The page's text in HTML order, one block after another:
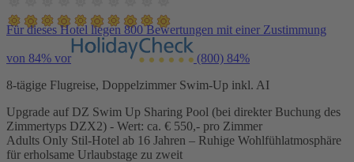
Für dieses Hotel liegen 800 Bewertungen mit einer Zustimmung
von 84% vor (800) 84%
8-tägige Flugreise, Doppelzimmer Swim-Up inkl. AI
Upgrade auf DZ Swim Up Sharing Pool (bei direkter Buchung des
Zimmertyps DZX2) - Wert: ca. € 550,- pro Zimmer
Adults Only Stil-Hotel ab 16 Jahren – Ruhige Wohlfühlatmosphäre
für erholsame Urlaubstage zu zweit